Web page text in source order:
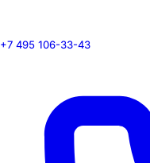
+7 495 106-33-43